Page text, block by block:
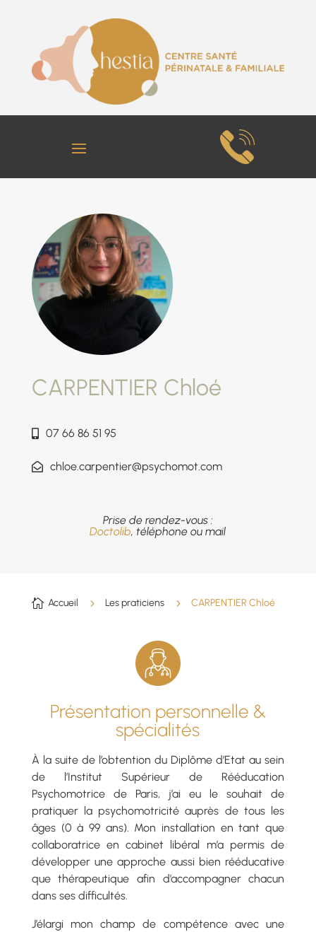
CARPENTIER Chloé
07 66 86 51 95
chloe.carpentier@psychomot.com
Prise de rendez-vous :
Doctolib, téléphone ou mail
 Accueil 5 Les praticiens 5 CARPENTIER Chloé
Présentation personnelle &
spécialités
À la suite de l’obtention du Diplôme d’Etat au sein
de l’Institut Supérieur de Rééducation
Psychomotrice de Paris, j’ai eu le souhait de
pratiquer la psychomotricité auprès de tous les
âges (0 à 99 ans). Mon installation en tant que
collaboratrice en cabinet libéral m’a permis de
développer une approche aussi bien rééducative
que thérapeutique afin d’accompagner chacun
dans ses difficultés.
J’élargi mon champ de compétence avec une